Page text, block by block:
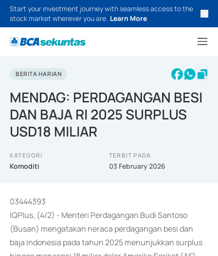
Start your investment journey with seamless access to the
stock market wherever you are. Learn More
BERITA HARIAN
MENDAG: PERDAGANGAN BESI
DAN BAJA RI 2025 SURPLUS
USD18 MILIAR
KATEGORI
Komoditi
TERBIT PADA
03 February 2026
03444393
IQPlus, (4/2) - Menteri Perdagangan Budi Santoso
(Busan) mengatakan neraca perdagangan besi dan
baja Indonesia pada tahun 2025 menunjukkan surplus